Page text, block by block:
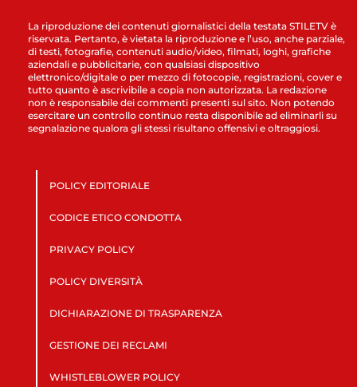
La riproduzione dei contenuti giornalistici della testata STILETV è
riservata. Pertanto, è vietata la riproduzione e l’uso, anche parziale,
di testi, fotografie, contenuti audio/video, filmati, loghi, grafiche
aziendali e pubblicitarie, con qualsiasi dispositivo
elettronico/digitale o per mezzo di fotocopie, registrazioni, cover e
tutto quanto è ascrivibile a copia non autorizzata. La redazione
non è responsabile dei commenti presenti sul sito. Non potendo
esercitare un controllo continuo resta disponibile ad eliminarli su
segnalazione qualora gli stessi risultano offensivi e oltraggiosi.
POLICY EDITORIALE
CODICE ETICO CONDOTTA
PRIVACY POLICY
POLICY DIVERSITÀ
DICHIARAZIONE DI TRASPARENZA
GESTIONE DEI RECLAMI
WHISTLEBLOWER POLICY